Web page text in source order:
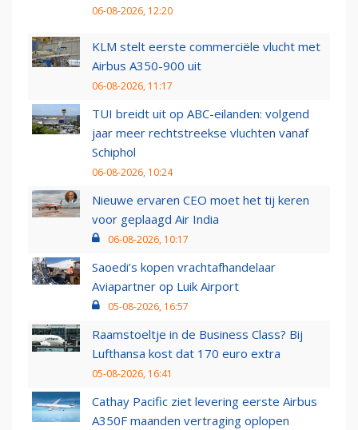
06-08-2026, 12:20
KLM stelt eerste commerciële vlucht met
Airbus A350-900 uit
06-08-2026, 11:17
TUI breidt uit op ABC-eilanden: volgend
jaar meer rechtstreekse vluchten vanaf
Schiphol
06-08-2026, 10:24
Nieuwe ervaren CEO moet het tij keren
voor geplaagd Air India
06-08-2026, 10:17
Saoedi’s kopen vrachtafhandelaar
Aviapartner op Luik Airport
05-08-2026, 16:57
Raamstoeltje in de Business Class? Bij
Lufthansa kost dat 170 euro extra
05-08-2026, 16:41
Cathay Pacific ziet levering eerste Airbus
A350F maanden vertraging oplopen